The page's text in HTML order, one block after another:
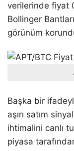
verilerinde fiyat
Bollinger
görünüm
Başka bir
aşırı satım
ihtimalini canlı
piyasa